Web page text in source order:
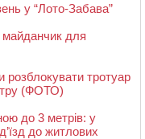
у “Лото-Забава”
для
розблокувати тротуар
(ФОТО)
до 3 метрів: у
до житлових